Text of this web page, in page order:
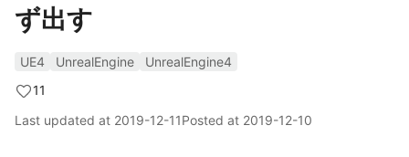
ず出す
UE4 UnrealEngine
UnrealEngine4
11
Last updated at 2019-12-11Posted at 2019-12-10